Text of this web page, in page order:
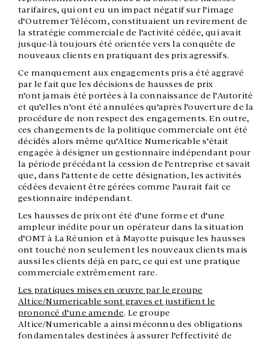
tarifaires, qui ont eu un impact négatif sur l’image
d’Outremer Télécom, constituaient un revirement de
la stratégie commerciale de l’activité cédée, qui avait
jusque-là toujours été orientée vers la conquête de
nouveaux clients en pratiquant des prix agressifs.
Ce manquement aux engagements pris a été aggravé
par le fait que les décisions de hausses de prix
n’ont jamais été portées à la connaissance de l’Autorité
et qu’elles n’ont été annulées qu’après l’ouverture de la
procédure de non respect des engagements. En outre,
ces changements de la politique commerciale ont été
décidés alors même qu’Altice Numericable s’était
engagée à désigner un gestionnaire indépendant pour
la période précédant la cession de l’entreprise et savait
que, dans l’attente de cette désignation, les activités
cédées devaient être gérées comme l’aurait fait ce
gestionnaire indépendant.
Les hausses de prix ont été d’une forme et d’une
ampleur inédite pour un opérateur dans la situation
d’OMT à La Réunion et à Mayotte puisque les hausses
ont touché non seulement les nouveaux clients mais
aussi les clients déjà en parc, ce qui est une pratique
commerciale extrêmement rare.
Les pratiques mises en œuvre par le groupe
Altice/Numericable sont graves et justifient le
prononcé d’une amende. Le groupe
Altice/Numericable a ainsi méconnu des obligations
fondamentales destinées à assurer l’effectivité de